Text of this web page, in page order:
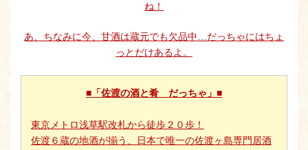
ね！
あ、ちなみに今、甘酒は蔵元でも欠品中…だっちゃにはちょ
っとだけあるよ。
■「佐渡の酒と肴 だっちゃ」■
東京メトロ浅草駅改札から徒歩２０歩！
佐渡６蔵の地酒が揃う、日本で唯一の佐渡ヶ島専門居酒